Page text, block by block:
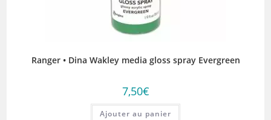
Ranger • Dina Wakley media gloss spray Evergreen
7,50€
Ajouter au panier